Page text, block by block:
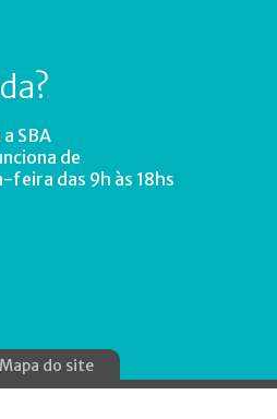
SBA
de
das 9h às 18hs
Mapa do site